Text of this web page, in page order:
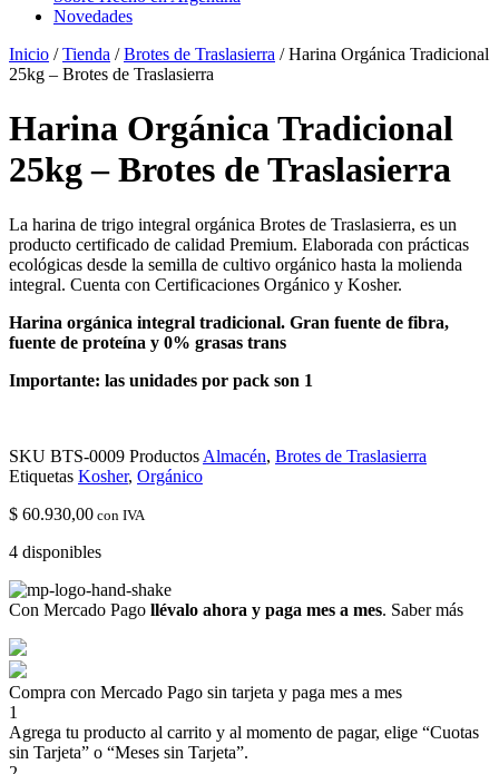
Novedades
Inicio /Tienda /Brotes de Traslasierra / Harina Orgánica Tradicional
25kg – Brotes de Traslasierra
Harina Orgánica Tradicional
25kg – Brotes de Traslasierra
La harina de trigo integral orgánica Brotes de Traslasierra, es un
producto certificado de calidad Premium. Elaborada con prácticas
ecológicas desde la semilla de cultivo orgánico hasta la molienda
integral. Cuenta con Certificaciones Orgánico y Kosher.
Harina orgánica integral tradicional. Gran fuente de fibra,
fuente de proteína y 0% grasas trans
Importante: las unidades por pack son 1
SKU BTS-0009 Productos Almacén, Brotes de Traslasierra
Etiquetas Kosher, Orgánico
$ 60.930,00 con IVA
4 disponibles
Con Mercado Pago llévalo ahora y paga mes a mes. Saber más
Compra con Mercado Pago sin tarjeta y paga mes a mes
1
Agrega tu producto al carrito y al momento de pagar, elige “Cuotas
sin Tarjeta” o “Meses sin Tarjeta”.